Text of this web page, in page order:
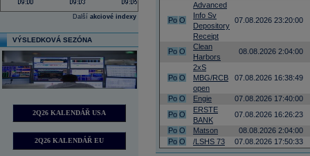
Další akciové indexy
VÝSLEDKOVÁ SEZÓNA
2Q26 KALENDÁŘ USA
2Q26 KALENDÁŘ EU
Po O
Advanced
Info Sv
Depository
Receipt
07.08.2026 23:20:00
Po O
Clean
Harbors
08.08.2026 2:04:00
Po O
2xS
MBG/RCB
open
07.08.2026 16:38:49
Po O Engie
07.08.2026 17:40:00
Po O
ERSTE
BANK
07.08.2026 16:26:23
Po O Matson
08.08.2026 2:04:00
Po O /LSHS 73 07.08.2026 17:50:33